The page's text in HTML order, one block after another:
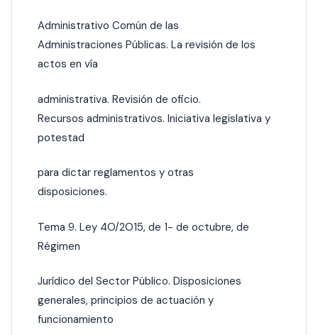
Administrativo Común de las
Administraciones Públicas. La revisión de los
actos en vía
administrativa. Revisión de oficio.
Recursos administrativos. lniciativa legislativa y
potestad
para dictar reglamentos y otras
disposiciones.
Tema 9. Ley 4O/2O15, de 1- de octubre, de
Régimen
Jurídico del Sector Público. Disposiciones
generales, principios de actuación y
funcionamiento